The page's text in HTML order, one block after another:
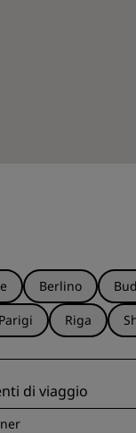
Berlino
Parigi Riga
di viaggio